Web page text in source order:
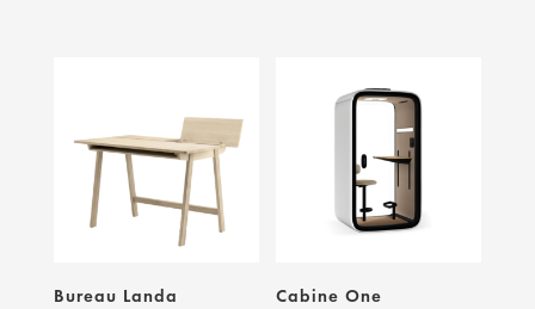
Bureau Landa Cabine One